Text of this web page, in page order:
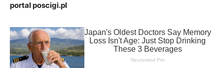
portal poscigi.pl